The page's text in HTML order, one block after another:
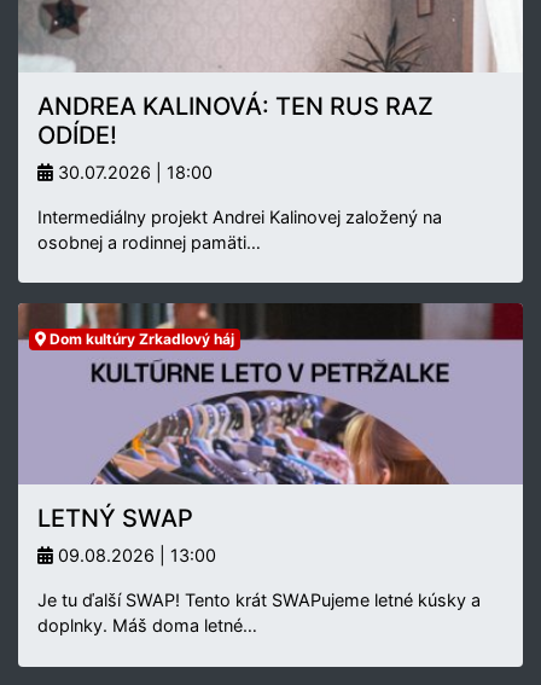
ANDREA KALINOVÁ: TEN RUS RAZ
ODÍDE!
30.07.2026 | 18:00
Intermediálny projekt Andrei Kalinovej založený na
osobnej a rodinnej pamäti…
Dom kultúry Zrkadlový háj
LETNÝ SWAP
09.08.2026 | 13:00
Je tu ďalší SWAP! Tento krát SWAPujeme letné kúsky a
doplnky. Máš doma letné…